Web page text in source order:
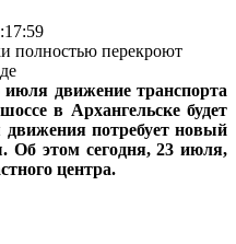
движение транспорта
в Архангельске будет
потребует новый
Об этом сегодня, 23 июля,
центра.